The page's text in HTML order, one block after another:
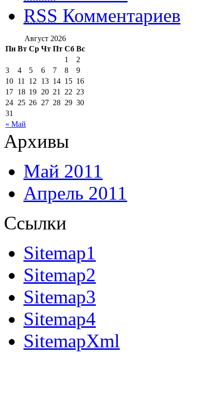
RSS Комментариев
Август 2026
Пн Вт Ср Чт Пт Сб Вс
« Май
1
2
3
4 5 6 7 8
9
10 11 12 13 14 15 16
17 18 19 20 21 22 23
24 25 26 27 28 29 30
31
Архивы
Май 2011
Апрель 2011
Ссылки
Sitemap1
Sitemap2
Sitemap3
Sitemap4
SitemapXml